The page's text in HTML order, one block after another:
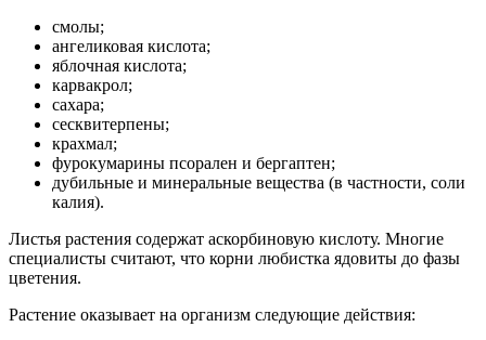
смолы;
ангеликовая кислота;
яблочная кислота;
карвакрол;
сахара;
сесквитерпены;
крахмал;
фурокумарины псорален и бергаптен;
дубильные и минеральные вещества (в частности, соли
калия).
Листья растения содержат аскорбиновую кислоту. Многие
специалисты считают, что корни любистка ядовиты до фазы
цветения.
Растение оказывает на организм следующие действия: